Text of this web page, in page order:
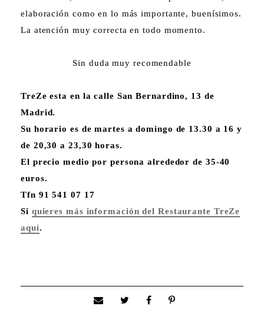
elaboración como en lo más importante, buenísimos.
La atención muy correcta en todo momento.
Sin duda muy recomendable
TreZe esta en la calle San Bernardino, 13 de
Madrid.
Su horario es de martes a domingo de 13.30 a 16 y
de 20,30 a 23,30 horas.
El precio medio por persona alrededor de 35-40
euros.
Tfn 91 541 07 17
Si quieres más información del Restaurante TreZe
aquí.